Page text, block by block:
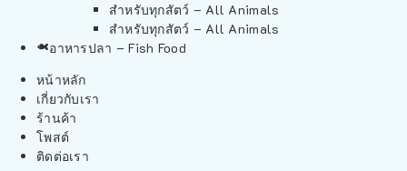
สำหรับทุกสัตว์ – All Animals
สำหรับทุกสัตว์ – All Animals
อาหารปลา – Fish Food
หน้าหลัก
เกี่ยวกับเรา
ร้านค้า
โพสต์
ติดต่อเรา